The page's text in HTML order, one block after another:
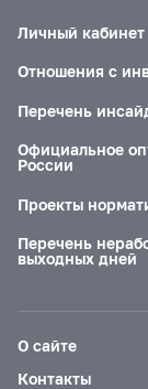
Личный
Отношения с
Перечень
Официальное
России
Проекты
Перечень
выходных дней
О сайте
Контакты